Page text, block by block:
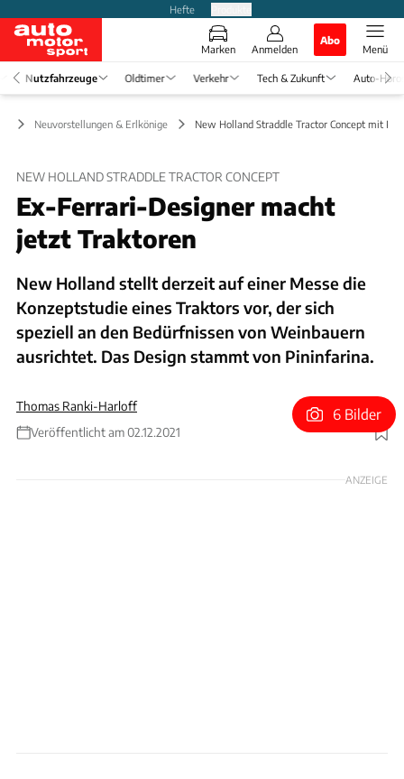
Hefte
Marken Anmelden
Abo
Menü
Nutzfahrzeuge Oldtimer Verkehr Tech & Zukunft Auto-
Neuvorstellungen & Erlkönige New Holland Straddle Tractor Concept mit
NEW HOLLAND STRADDLE TRACTOR CONCEPT
Ex-Ferrari-Designer macht
jetzt Traktoren
New Holland stellt derzeit auf einer Messe die
Konzeptstudie eines Traktors vor, der sich
speziell an den Bedürfnissen von Weinbauern
ausrichtet. Das Design stammt von Pininfarina.
Thomas Ranki-Harloff
Veröffentlicht am 02.12.2021
Foto: CNH Industrial
6 Bilder
ANZEIGE